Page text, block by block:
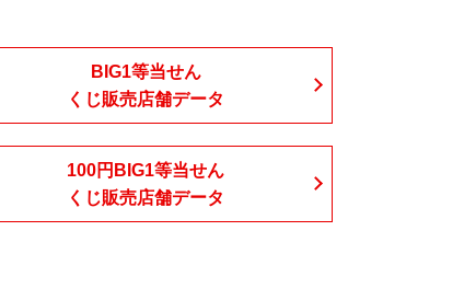
BIG1等当せん
くじ販売店舗データ
100円BIG1等当せん
くじ販売店舗データ